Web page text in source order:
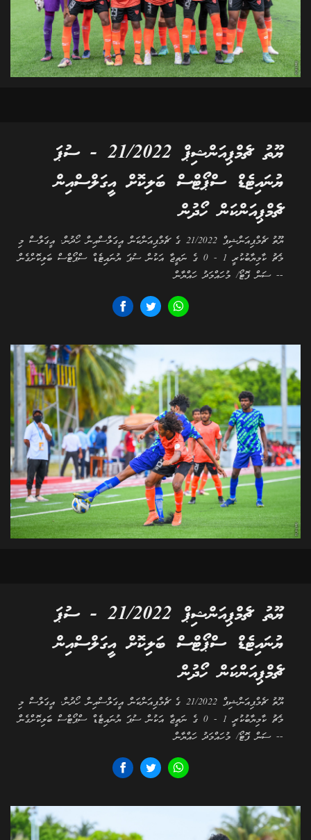
ޔޫތު ޗެމްޕިއަންޝިޕް 21/2022 - ސުޕަ
ޔުނައިޓެޑް ސްޕޯޓްސް ބަލިކޮށް އީގަލްސްއިން
ޗެމްޕިއަންކަން ހޯދުން
ޔޫތު ޗެމްޕިއަންޝިޕް 21/2022 ގެ ޗެމްޕިއަންކަން އީގަލްސްއިން ހޯދުން. އީގަލްސް މި
މެޗު ކާމިޔާބުކުރީ 1 - 0 ގެ ނަތީޖާ އަކުން ސުޕަ ޔުނައިޓެޑް ސްޕޯޓްސް ބަލިކޮށްގެން
-- ސަން ފޮޓޯ/ މުހައްމަދު ހައްޔާން
ޔޫތު ޗެމްޕިއަންޝިޕް 21/2022 - ސުޕަ
ޔުނައިޓެޑް ސްޕޯޓްސް ބަލިކޮށް އީގަލްސްއިން
ޗެމްޕިއަންކަން ހޯދުން
ޔޫތު ޗެމްޕިއަންޝިޕް 21/2022 ގެ ޗެމްޕިއަންކަން އީގަލްސްއިން ހޯދުން. އީގަލްސް މި
މެޗު ކާމިޔާބުކުރީ 1 - 0 ގެ ނަތީޖާ އަކުން ސުޕަ ޔުނައިޓެޑް ސްޕޯޓްސް ބަލިކޮށްގެން
-- ސަން ފޮޓޯ/ މުހައްމަދު ހައްޔާން